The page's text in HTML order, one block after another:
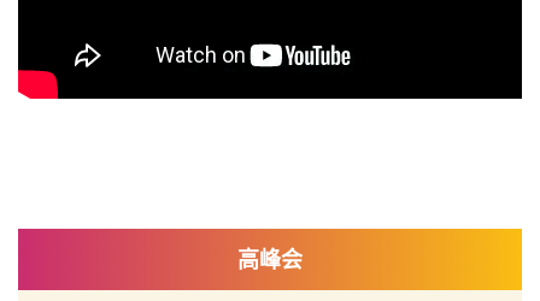
S+ 2024 回顾
高峰会